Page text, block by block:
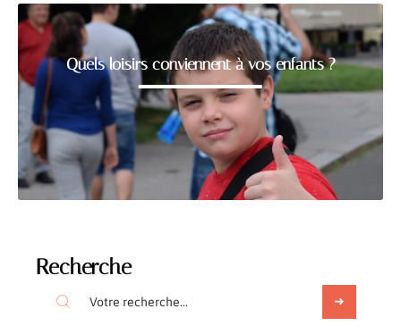
Quels loisirs conviennent à vos enfants ?
Recherche